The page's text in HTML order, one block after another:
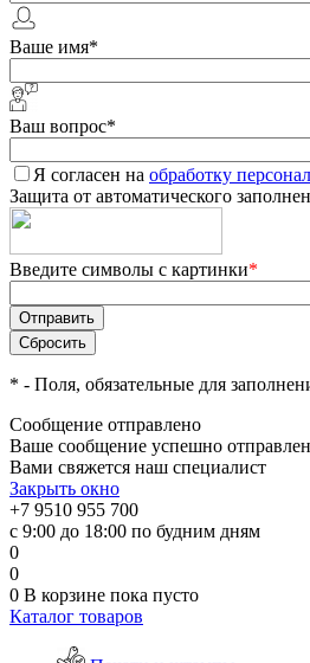
Ваше имя*
Ваш вопрос*
Я согласен на обработку
Защита от автоматического
Введите символы с картинки*
* - Поля, обязательные для
Сообщение отправлено
Ваше сообщение успешно
Вами свяжется наш специалист
Закрыть окно
+7 9510 955 700
с 9:00 до 18:00 по будним дням
0
0
0 В корзине пока пусто
Каталог товаров